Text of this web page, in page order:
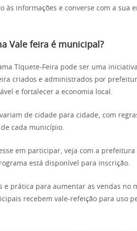
às informações e converse com a sua
Vale feira é municipal?
Tíquete-Feira pode ser uma
criados e administrados por
e fortalecer a economia local.
de cidade para cidade, com
cada município.
em participar, veja com a
está disponível para inscrição.
e prática para aumentar as vendas no
recebem vale-refeição para uso